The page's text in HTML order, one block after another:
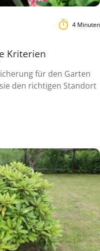
4 Minuten
Kriterien
für den Garten
den richtigen Standort